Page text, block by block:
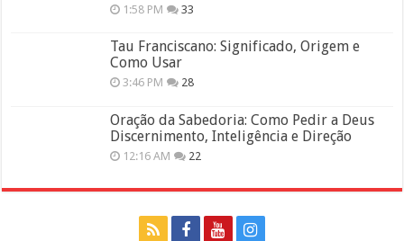
1:58 PM 33
Tau Franciscano: Significado, Origem e
Como Usar
3:46 PM 28
Oração da Sabedoria: Como Pedir a Deus
Discernimento, Inteligência e Direção
12:16 AM 22